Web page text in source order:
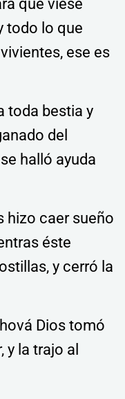
que viese
todo lo que
ese es
toda bestia y
del
halló ayuda
hizo caer sueño
éste
y cerró la
Dios tomó
y la trajo al